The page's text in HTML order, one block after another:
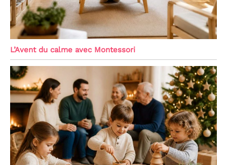
L’Avent du calme avec Montessori